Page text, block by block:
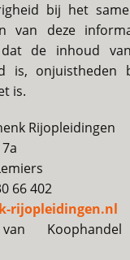
bij het
van deze
dat de inhoud
is, onjuistheden
is.
Rijopleidingen
66 402
rijopleidingen.nl